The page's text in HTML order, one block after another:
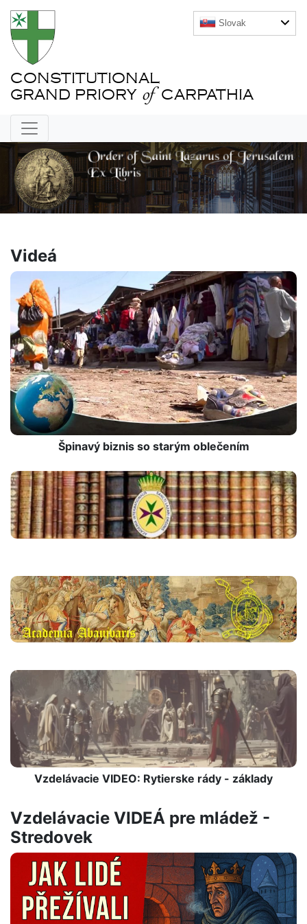
CONSTITUTIONAL
GRAND PRIORY of CARPATHIA
Slovak
Videá
Špinavý biznis so starým oblečením
Vzdelávacie VIDEO: Rytierske rády - základy
Vzdelávacie VIDEÁ pre mládež -
Stredovek